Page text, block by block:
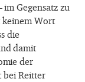
Gegensatz zu
keinem Wort
die
damit
der
bei Reitter